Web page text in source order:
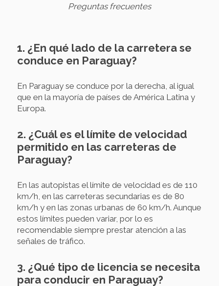
Preguntas frecuentes
1. ¿En qué lado de la carretera se
conduce en Paraguay?
En Paraguay se conduce por la derecha, al igual
que en la mayoría de países de América Latina y
Europa.
2. ¿Cuál es el límite de velocidad
permitido en las carreteras de
Paraguay?
En las autopistas el límite de velocidad es de 110
km/h, en las carreteras secundarias es de 80
km/h y en las zonas urbanas de 60 km/h. Aunque
estos límites pueden variar, por lo es
recomendable siempre prestar atención a las
señales de tráfico.
3. ¿Qué tipo de licencia se necesita
para conducir en Paraguay?